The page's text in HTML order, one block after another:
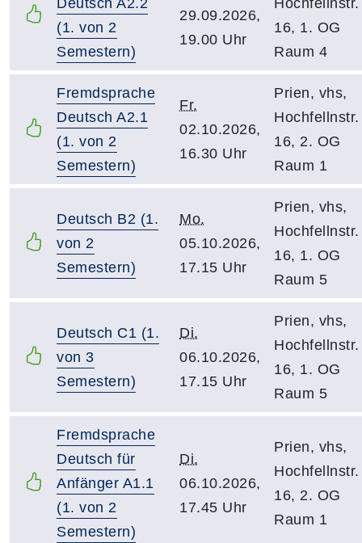
(1. von 2
Semestern)
29.09.2026,
19.00 Uhr
16, 1. OG
Raum 4
Fremdsprache
Deutsch A2.1
(1. von 2
Semestern)
Fr.
02.10.2026,
16.30 Uhr
Prien, vhs,
Hochfellnstr.
16, 2. OG
Raum 1
Deutsch B2 (1.
von 2
Semestern)
Mo.
05.10.2026,
17.15 Uhr
Prien, vhs,
Hochfellnstr.
16, 1. OG
Raum 5
Deutsch C1 (1.
von 3
Semestern)
Di.
06.10.2026,
17.15 Uhr
Prien, vhs,
Hochfellnstr.
16, 1. OG
Raum 5
Fremdsprache
Deutsch für
Anfänger A1.1
(1. von 2
Semestern)
Di.
06.10.2026,
17.45 Uhr
Prien, vhs,
Hochfellnstr.
16, 2. OG
Raum 1